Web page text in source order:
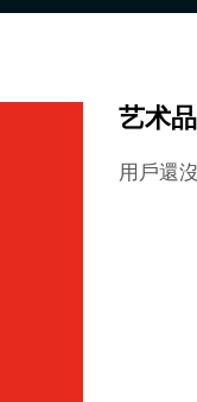
艺术品
用戶還